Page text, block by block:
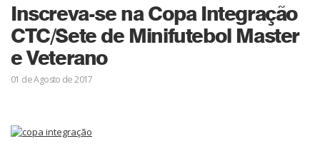
Inscreva-se na Copa Integração
CTC/Sete de Minifutebol Master
e Veterano
01 de Agosto de 2017